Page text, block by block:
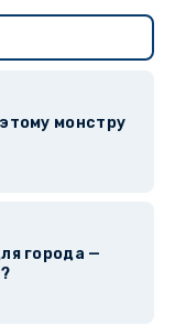
монстру
города —